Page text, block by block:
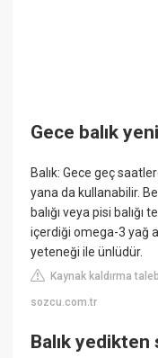
Gece balık
Balık: Gece geç
yana da kullanabilir.
balığı veya pisi
içerdiği omega-3 yağ
yeteneği ile ünlüdür.
Kaynak kaldırma
sozcu.com.tr
Balık yedikten